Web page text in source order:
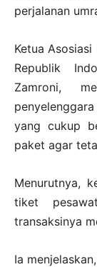
perjalanan
Ketua
Republik
Zamroni,
yang cukup
paket agar
Menurutnya,
tiket
transaksinya
Ia